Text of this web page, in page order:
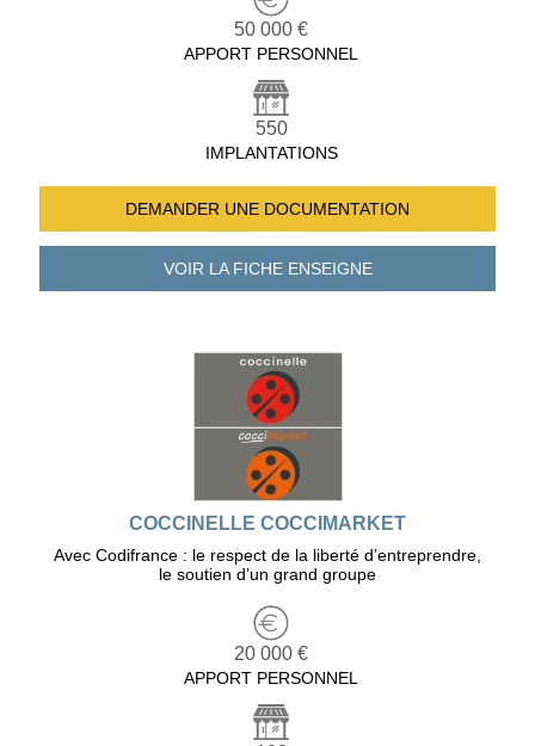
50 000 €
APPORT PERSONNEL
550
IMPLANTATIONS
DEMANDER UNE DOCUMENTATION
VOIR LA FICHEENSEIGNE
COCCINELLE COCCIMARKET
Avec Codifrance : le respect de la liberté d’entreprendre,
le soutien d’un grand groupe
20 000 €
APPORT PERSONNEL